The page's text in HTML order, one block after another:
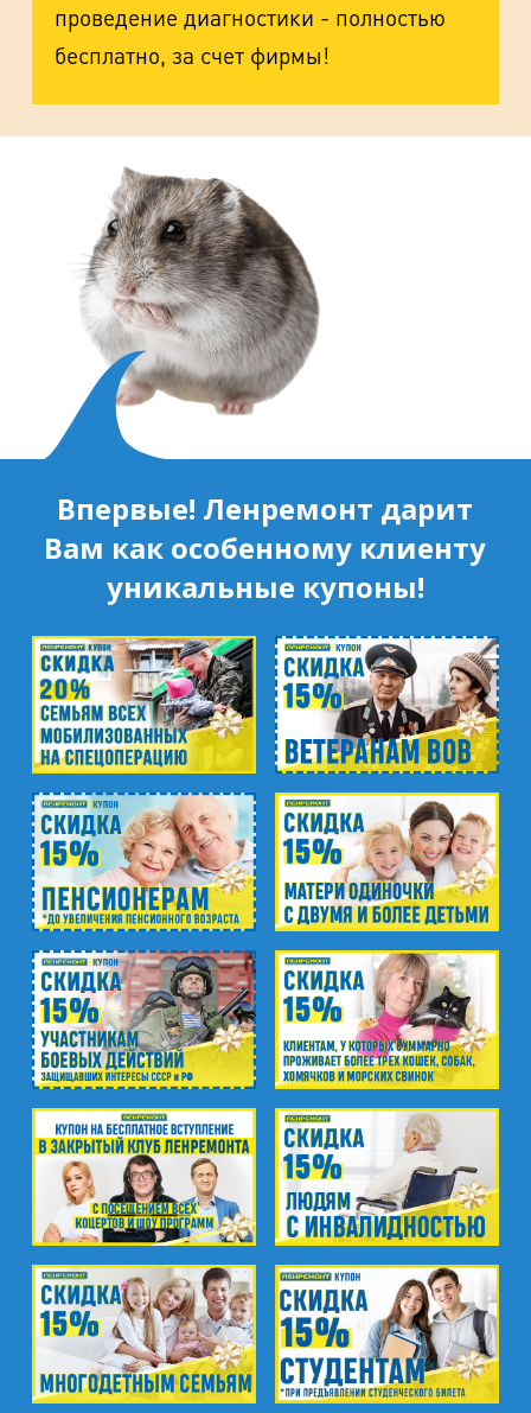
проведение диагностики - полностью
бесплатно, за счет фирмы!
Впервые! Ленремонт дарит
Вам как особенному клиенту
уникальные купоны!